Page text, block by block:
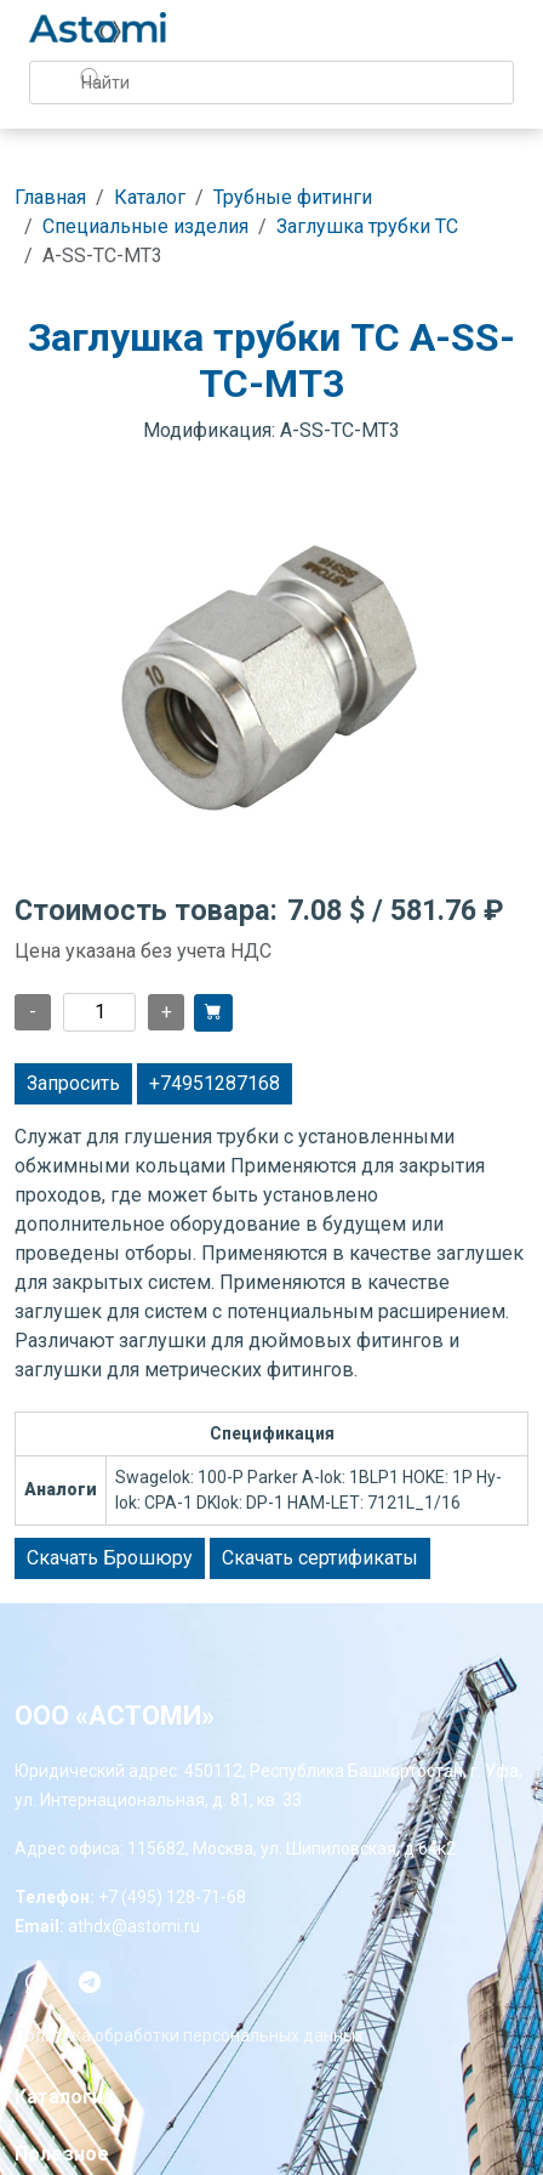
Главная Каталог
Трубные фитинги
Специальные изделия
Заглушка трубки TC
A-SS-TC-MT3
Заглушка трубки TC A-SS-
TC-MT3
Модификация: A-SS-TC-MT3
Стоимость товара: 7.08 $ / 581.76 ₽
Цена указана без учета НДС
- +
Запросить +74951287168
Служат для глушения трубки с установленными
обжимными кольцами Применяются для закрытия
проходов, где может быть установлено
дополнительное оборудование в будущем или
проведены отборы. Применяются в качестве заглушек
для закрытых систем. Применяются в качестве
заглушек для систем с потенциальным расширением.
Различают заглушки для дюймовых фитингов и
заглушки для метрических фитингов.
Спецификация
Аналоги
Swagelok: 100-P Parker A-lok: 1BLP1 HOKE: 1P Hy-
lok: CPA-1 DKlok: DP-1 HAM-LET: 7121L_1/16
Скачать Брошюру Скачать сертификаты
ООО «АСТОМИ»
Юридический адрес: 450112, Республика Башкортостан, г. Уфа,
ул. Интернациональная, д. 81, кв. 33
Адрес офиса: 115682, Москва, ул. Шипиловская, д 64к2
Телефон: +7 (495) 128-71-68
Email: athdx@astomi.ru
Политика обработки персональных данных
Каталоги
Полезное